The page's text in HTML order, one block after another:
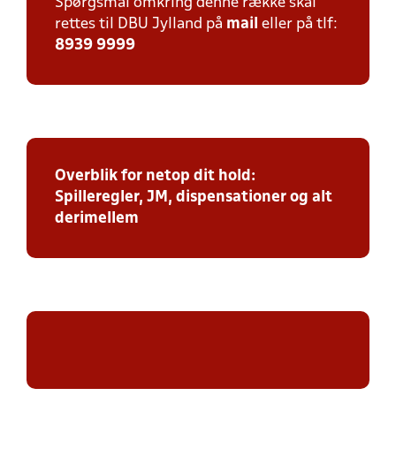
Spørgsmål omkring denne række skal
rettes til DBU Jylland på mail eller på tlf:
8939 9999
Overblik for netop dit hold:
Spilleregler, JM, dispensationer og alt
derimellem